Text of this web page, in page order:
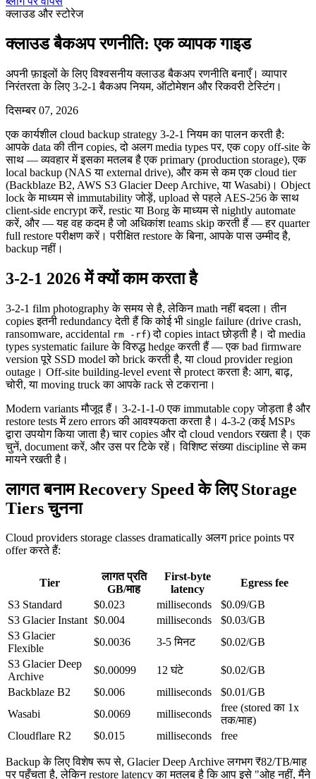
क्लाउड और स्टोरेज
क्लाउड बैकअप रणनीति: एक व्यापक गाइड
अपनी फ़ाइलों के लिए विश्वसनीय क्लाउड बैकअप रणनीति बनाएँ। व्यापार
निरंतरता के लिए 3-2-1 बैकअप नियम, ऑटोमेशन और रिकवरी टेस्टिंग।
दिसम्बर 07, 2026
एक कार्यशील cloud backup strategy 3-2-1 नियम का पालन करती है:
आपके data की तीन copies, दो अलग media types पर, एक copy off-site के
साथ — व्यवहार में इसका मतलब है एक primary (production storage), एक
local backup (NAS या external drive), और कम से कम एक cloud tier
(Backblaze B2, AWS S3 Glacier Deep Archive, या Wasabi)। Object
lock के माध्यम से immutability जोड़ें, upload से पहले AES-256 के साथ
client-side encrypt करें, restic या Borg के माध्यम से nightly automate
करें, और — यह वह कदम है जो अधिकांश teams skip करती हैं — हर quarter
full restore परीक्षण करें। परीक्षित restore के बिना, आपके पास उम्मीद है,
backup नहीं।
3-2-1 2026 में क्यों काम करता है
3-2-1 film photography के समय से है, लेकिन math नहीं बदला। तीन
copies इतनी redundancy देती हैं कि कोई भी single failure (drive crash,
ransomware, accidental rm -rf) दो copies intact छोड़ती है। दो media
types systematic failure के विरुद्ध hedge करती हैं — एक bad firmware
version पूरे SSD model को brick करती है, या cloud provider region
outage। Off-site building-level event से protect करता है: आग, बाढ़,
चोरी, या moving truck का आपके rack से टकराना।
Modern variants मौजूद हैं। 3-2-1-1-0 एक immutable copy जोड़ता है और
restore tests में zero errors की आवश्यकता करता है। 4-3-2 (कई MSPs
द्वारा उपयोग किया जाता है) चार copies और दो cloud vendors रखता है। एक
चुनें, document करें, और उस पर टिके रहें। विशिष्ट संख्या discipline से कम
मायने रखती है।
लागत बनाम Recovery Speed के लिए Storage
Tiers चुनना
Cloud providers storage classes dramatically अलग price points पर
offer करते हैं:
Tier
लागत प्रति
GB/माह
First-byte
latency
Egress fee
S3 Standard
$0.023 milliseconds
$0.09/GB
S3 Glacier Instant $0.004 milliseconds
$0.03/GB
S3 Glacier
Flexible
$0.0036 3-5 मिनट
$0.02/GB
S3 Glacier Deep
Archive
$0.00099 12 घंटे
$0.02/GB
Backblaze B2
$0.006 milliseconds
$0.01/GB
Wasabi
$0.0069 milliseconds
free (stored का 1x
तक/माह)
Cloudflare R2
$0.015 milliseconds free
Backup के लिए विशेष रूप से, Glacier Deep Archive लगभग ₹82/TB/माह
पर पहुँचता है, लेकिन restore latency का मतलब है कि आप इसे "ओह नहीं, मैंने